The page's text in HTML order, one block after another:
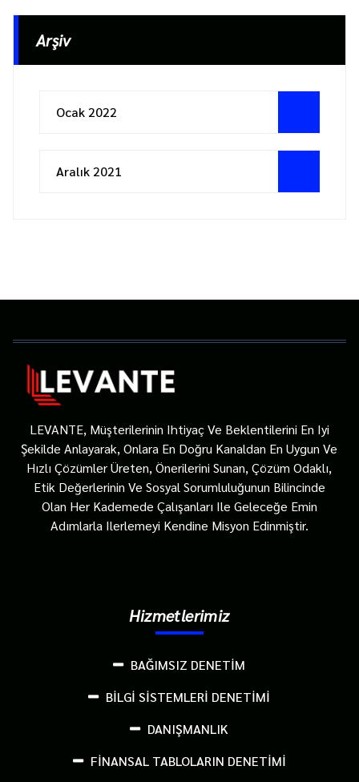
Arşiv
Ocak 2022
Aralık 2021
LEVANTE, Müşterilerinin Ihtiyaç Ve Beklentilerini En Iyi
Şekilde Anlayarak, Onlara En Doğru Kanaldan En Uygun Ve
Hızlı Çözümler Üreten, Önerilerini Sunan, Çözüm Odaklı,
Etik Değerlerinin Ve Sosyal Sorumluluğunun Bilincinde
Olan Her Kademede Çalışanları Ile Geleceğe Emin
Adımlarla Ilerlemeyi Kendine Misyon Edinmiştir.
Hizmetlerimiz
BAĞIMSIZ DENETİM
BİLGİ SİSTEMLERİ DENETİMİ
DANIŞMANLIK
FİNANSAL TABLOLARIN DENETİMİ